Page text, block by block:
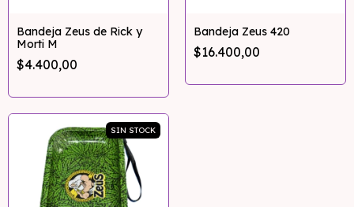
Bandeja Zeus de Rick y
Morti M
$4.400,00
Bandeja Zeus 420
$16.400,00
SIN STOCK